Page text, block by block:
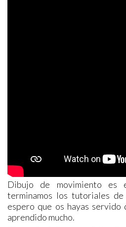
Dibujo de movimiento
terminamos los tutoriales
espero que os hayas servido
aprendido mucho.